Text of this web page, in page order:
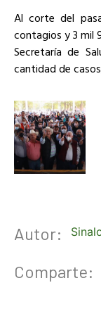
Al corte del
contagios y 3 mil
Secretaría de
cantidad de
Autor:
Comparte: